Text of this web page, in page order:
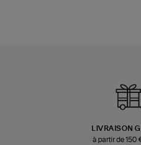
LIVRAISON
à partir de 150